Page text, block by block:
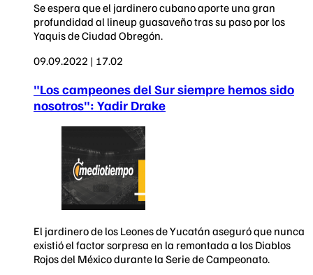
Se espera que el jardinero cubano aporte una gran
profundidad al lineup guasaveño tras su paso por los
Yaquis de Ciudad Obregón.
09.09.2022 | 17.02
"Los campeones del Sur siempre hemos sido
nosotros": Yadir Drake
El jardinero de los Leones de Yucatán aseguró que nunca
existió el factor sorpresa en la remontada a los Diablos
Rojos del México durante la Serie de Campeonato.